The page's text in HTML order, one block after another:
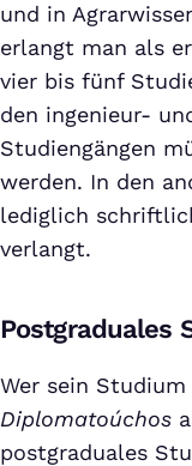
und in
erlangt man als
vier bis fünf
den ingenieur-
Studiengängen
werden. In den
lediglich
verlangt.
Postgraduales
Wer sein
Diplomatoúchos
postgraduales